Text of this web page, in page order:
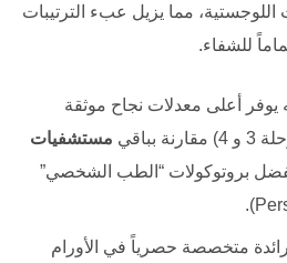
اللوجستية، مما يزيل عبء الترتيبات
للشفاء.
يوفر أعلى معدلات نجاح موثقة
مستشفيات
بروتوكولات “الطب الشخصي”
متخصصة حصرياً في الأورام